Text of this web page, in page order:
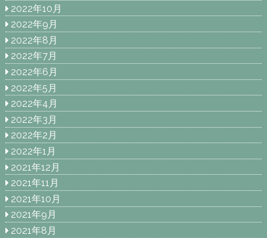
2022年10月
2022年9月
2022年8月
2022年7月
2022年6月
2022年5月
2022年4月
2022年3月
2022年2月
2022年1月
2021年12月
2021年11月
2021年10月
2021年9月
2021年8月